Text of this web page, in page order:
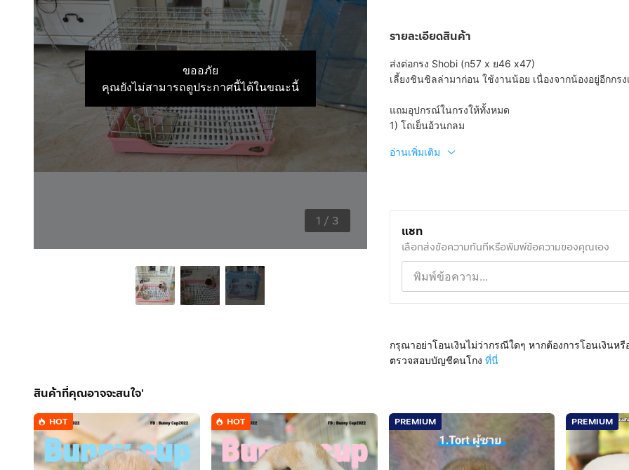
ขออภัย
คุณยังไม่สามารถดูประกาศนี้ได้ในขณะนี้
1 / 3
รายละเอียดสินค้า
ส่งต่อกรง Shobi (ก57 x ย46 x47)
เลี้ยงชินชิลล่ามาก่อน ใช้งานน้อย เนื่องจากน้องอยู่อีกกร
แถมอุปกรณ์ในกรงให้ทั้งหมด
1) โถเย็นอ้วนกลม
อ่านเพิ่มเติม
แชท
เลือกส่งข้อความทันทีหรือพิมพ์ข้อความของคุณเอง
กรุณาอย่าโอนเงินไม่ว่ากรณีใดๆ หากต้องการโอนเงินห
ตรวจสอบบัญชีคนโกง ที่นี่
สินค้าที่คุณอาจจะสนใจ'
HOT HOT PREMIUM PREMIUM